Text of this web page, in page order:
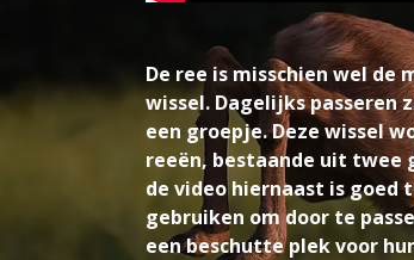
De ree is misschien wel de
wissel. Dagelijks passeren
een groepje. Deze wissel
reeën, bestaande uit twee
de video hiernaast is goed
gebruiken om door te
een beschutte plek voor